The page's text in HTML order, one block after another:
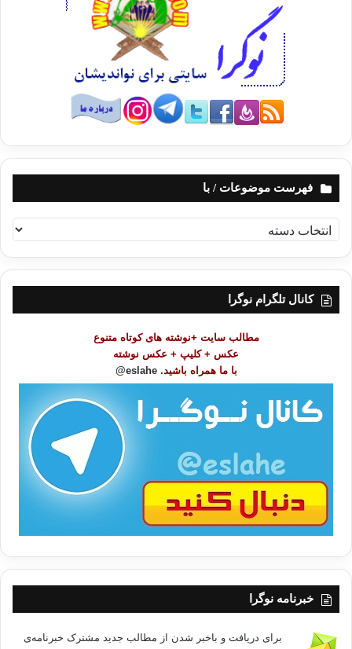
فهرست موضوعات / با
ه
ر
کانال تلگرام نوگرا
مطالب سایت +نوشته های کوتاه متنوع
عکس + کلیپ + عکس نوشته
با ما همراه باشید. eslahe@
خبرنامه نوگرا
برای دریافت و باخبر شدن از مطالب جدید مشترک خبرنامه‌ی